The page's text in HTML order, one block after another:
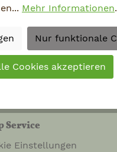
Service
Einstellungen
Mehr Informationen.
Nur funktionale
Cookies akzeptieren